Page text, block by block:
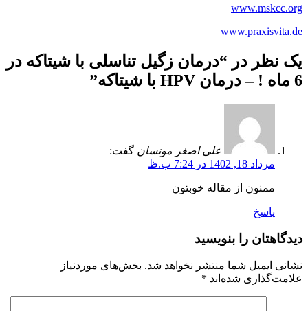
www.mskcc.org
www.praxisvita.de
یک نظر در “درمان زگیل تناسلی با شیتاکه در
6 ماه ! – درمان HPV با شیتاکه
”
علی اصغر مونسان گفت:
مرداد 18, 1402 در 7:24 ب.ظ
ممنون از مقاله خوبتون
پاسخ
دیدگاهتان را بنویسید
نشانی ایمیل شما منتشر نخواهد شد. بخش‌های موردنیاز
علامت‌گذاری شده‌اند *